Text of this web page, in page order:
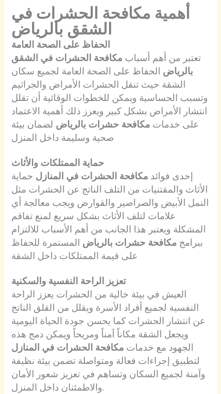
أهمية مكافحة الحشرات في
الشقق بالرياض
الحفاظ على الصحة العامة
تعتبر من أهم أسباب مكافحة الحشرات في الشقق
بالرياض الحفاظ على الصحة العامة لجميع سكان
الشقة حيث تنقل الحشرات الأمراض والجراثيم
وتسبب الحساسية ويمكن للخطوات الوقائية أن تقلل
انتشار الأمراض بشكل كبير ويعزز ذلك أهمية الاعتماد
على خدمات مكافحة حشرات بالرياض لضمان بيئة
صحية وسليمة داخل المنزل
حماية الممتلكات والأثاث
إحدى فوائد مكافحة الحشرات في المنازل حماية
الأثاث والمقتنيات من التلف الناتج عن الحشرات مثل
النمل الأبيض والصراصير والقوارض ويجب معالجة أي
علامات لتلف الأثاث بشكل سريع لمنع تفاقم
المشكلة ويعتبر هذا الجانب من أهم الأسباب للالتزام
ببرامج مكافحة حشرات بالرياض المستمرة للحفاظ
على قيمة الممتلكات داخل الشقة
تعزيز الراحة النفسية والسكنية
العيش في بيئة خالية من الحشرات يعزز الراحة
النفسية لجميع أفراد الأسرة ويقلل من القلق الناتج
عن انتشار الحشرات كما يحسن جودة الحياة اليومية
ويجعل الشقة مكاناً آمناً ومريحاً ويمكن دمج هذه
الجهود مع خدمات مكافحة الحشرات في المنازل
لتطبيق إجراءات فعالة ومتواصلة تضمن بيئة نظيفة
وآمنة لجميع السكان وتساهم في تعزيز شعور الأمان
والاطمئنان داخل المنزل.